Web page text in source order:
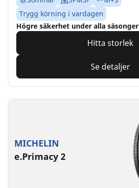
Trygg körning i vardagen
Högre säkerhet under alla säsonger
Hitta storlek
Se detaljer
MICHELIN
e.Primacy 2